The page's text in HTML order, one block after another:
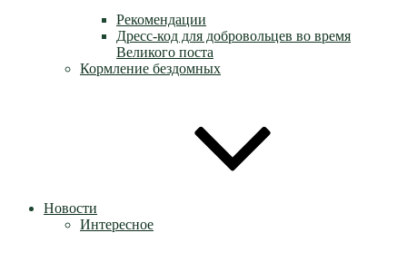
Рекомендации
Дресс-код для добровольцев во время
Великого поста
Кормление бездомных
Новости
Интересное